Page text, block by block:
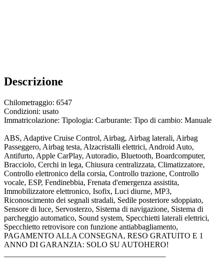
Descrizione
Chilometraggio: 6547
Condizioni: usato
Immatricolazione: Tipologia: Carburante: Tipo di cambio: Manuale
ABS, Adaptive Cruise Control, Airbag, Airbag laterali, Airbag
Passeggero, Airbag testa, Alzacristalli elettrici, Android Auto,
Antifurto, Apple CarPlay, Autoradio, Bluetooth, Boardcomputer,
Bracciolo, Cerchi in lega, Chiusura centralizzata, Climatizzatore,
Controllo elettronico della corsia, Controllo trazione, Controllo
vocale, ESP, Fendinebbia, Frenata d'emergenza assistita,
Immobilizzatore elettronico, Isofix, Luci diurne, MP3,
Riconoscimento dei segnali stradali, Sedile posteriore sdoppiato,
Sensore di luce, Servosterzo, Sistema di navigazione, Sistema di
parcheggio automatico, Sound system, Specchietti laterali elettrici,
Specchietto retrovisore con funzione antiabbagliamento,
PAGAMENTO ALLA CONSEGNA, RESO GRATUITO E 1
ANNO DI GARANZIA: SOLO SU AUTOHERO!